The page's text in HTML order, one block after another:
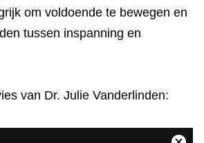
om voldoende te bewegen en
tussen inspanning en
van Dr. Julie Vanderlinden: